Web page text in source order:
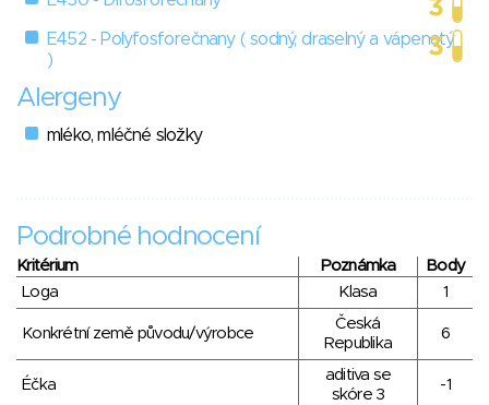
E452 - Polyfosforečnany ( sodný, draselný a vápenatý
)
Alergeny
mléko, mléčné složky
Podrobné hodnocení
Kritérium Poznámka
Body
Loga
Klasa 1
Konkrétní země původu/výrobce
Česká
Republika
6
Éčka
aditiva se
skóre 3
-1